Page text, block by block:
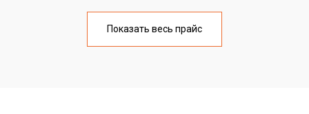
Показать весь прайс